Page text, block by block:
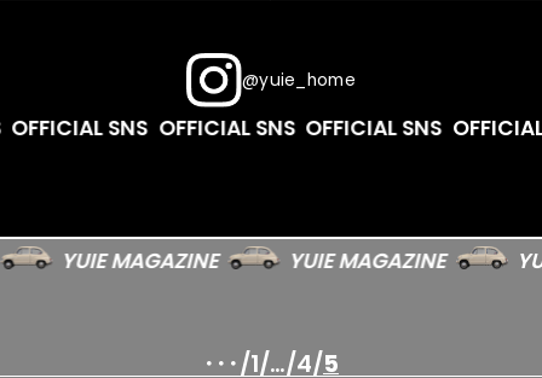
@yuie_home
OFFICIAL SNS OFFICIAL SNS OFFICIAL SNS
YUIE MAGAZINE YUIE MAGAZINE
･･･ 1 … 4 5